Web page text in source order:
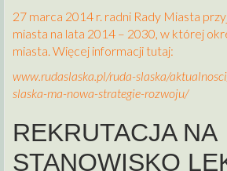
27 marca 2014 r. radni Rady Miasta
miasta na lata 2014 – 2030, w której
miasta. Więcej informacji tutaj:
www.rudaslaska.pl/ruda-slaska/
slaska-ma-nowa-strategie-rozwoju/
REKRUTACJA NA
STANOWISKO